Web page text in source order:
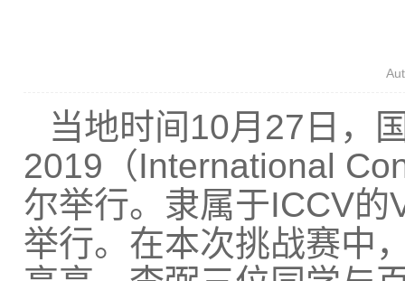
当地时间 10月 27 日，
2019 （International
尔举行。隶属于ICCV的
举行。在本次挑战赛中